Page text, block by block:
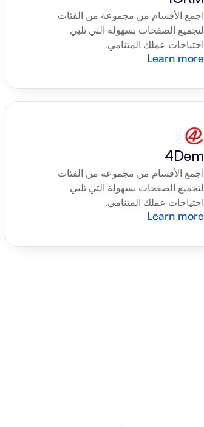
احتياجات عملك المتنامي.
Learn more
4Dem
احتياجات عملك المتنامي.
Learn more